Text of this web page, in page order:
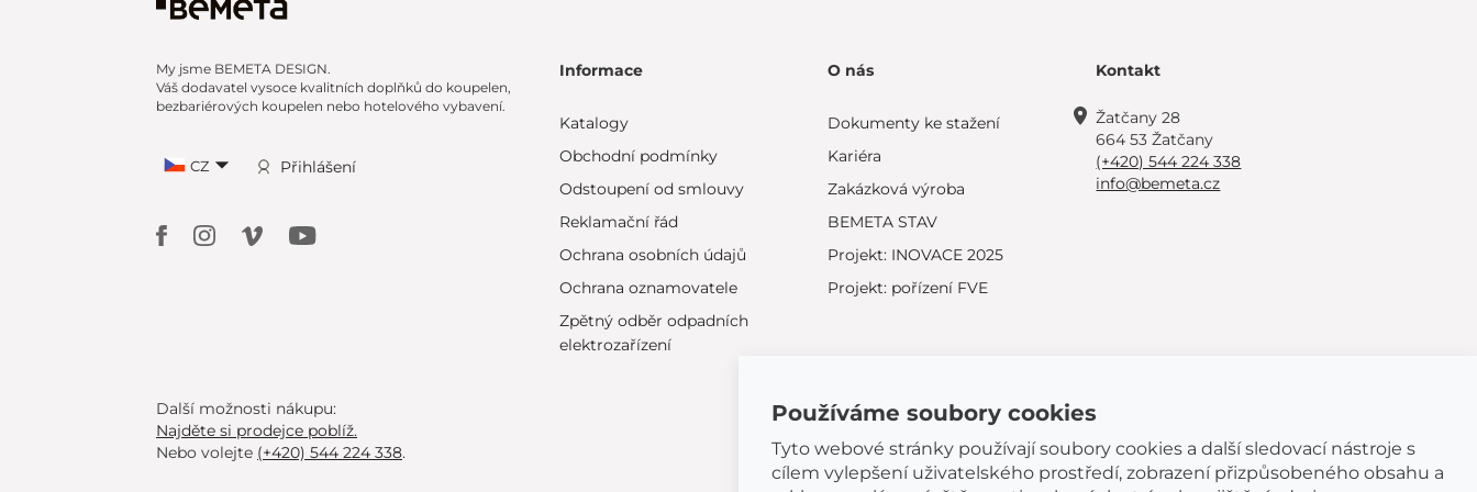
My jsme BEMETA DESIGN.
Váš dodavatel vysoce kvalitních doplňků do koupelen,
bezbariérových koupelen nebo hotelového vybavení.
CZ Přihlášení
Informace
Katalogy
Obchodní podmínky
Odstoupení od smlouvy
Reklamační řád
Ochrana osobních údajů
Ochrana oznamovatele
Zpětný odběr odpadních
elektrozařízení
O nás
Dokumenty ke stažení
Kariéra
Zakázková výroba
BEMETA STAV
Projekt: INOVACE 2025
Projekt: pořízení FVE
Kontakt
Žatčany 28
664 53 Žatčany
(+420) 544 224 338
info@bemeta.cz
Další možnosti nákupu:
Najděte si prodejce poblíž.
Nebo volejte (+420) 544 224 338.
© 2026 BEMETA
Používáme soubory cookies
Tyto webové stránky používají soubory cookies a další sledovací nástroje s
cílem vylepšení uživatelského prostředí, zobrazení přizpůsobeného obsahu a